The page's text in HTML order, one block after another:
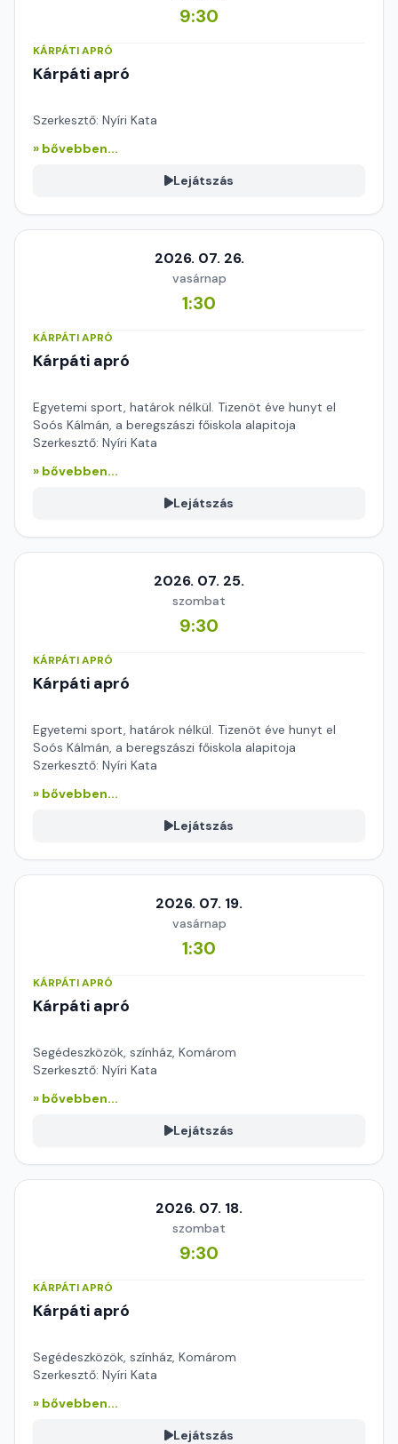
9:30
KÁRPÁTI APRÓ
Kárpáti apró
Szerkesztő: Nyíri Kata
» bővebben...
Lejátszás
2026. 07. 26.
vasárnap
1:30
KÁRPÁTI APRÓ
Kárpáti apró
Egyetemi sport, határok nélkül. Tizenöt éve hunyt el
Soós Kálmán, a beregszászi főiskola alapitoja
Szerkesztő: Nyíri Kata
» bővebben...
Lejátszás
2026. 07. 25.
szombat
9:30
KÁRPÁTI APRÓ
Kárpáti apró
Egyetemi sport, határok nélkül. Tizenöt éve hunyt el
Soós Kálmán, a beregszászi főiskola alapitoja
Szerkesztő: Nyíri Kata
» bővebben...
Lejátszás
2026. 07. 19.
vasárnap
1:30
KÁRPÁTI APRÓ
Kárpáti apró
Segédeszközök, színház, Komárom
Szerkesztő: Nyíri Kata
» bővebben...
Lejátszás
2026. 07. 18.
szombat
9:30
KÁRPÁTI APRÓ
Kárpáti apró
Segédeszközök, színház, Komárom
Szerkesztő: Nyíri Kata
» bővebben...
Lejátszás